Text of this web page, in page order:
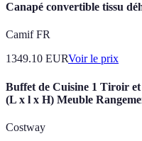
Canapé convertible tissu
Camif FR
1349.10 EURVoir le prix
Buffet de Cuisine 1 Tiroir
(L x l x H) Meuble
Costway